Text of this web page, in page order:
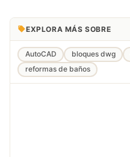
EXPLORA MÁS SOBRE
AutoCAD bloques dwg
reformas de baños